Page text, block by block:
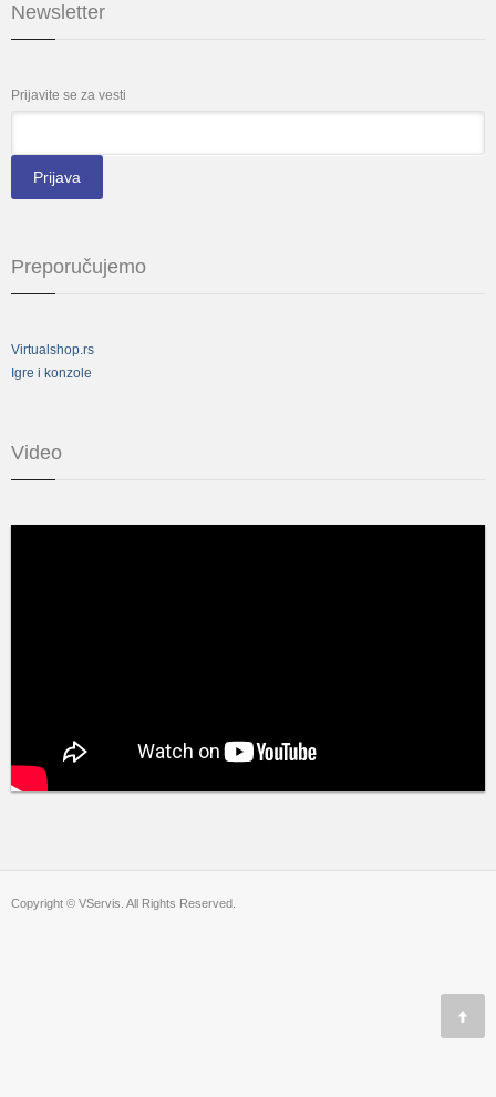
Newsletter
Prijavite se za vesti
Preporučujemo
Virtualshop.rs
Igre i konzole
Video
Copyright © VServis. All Rights Reserved.